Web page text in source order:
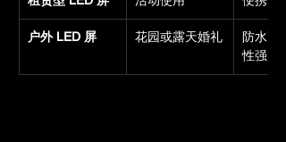
户外 LED 屏 花园或露天婚礼
防水高
性强